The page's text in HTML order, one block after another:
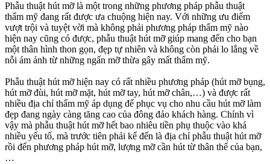
Phẫu thuật hút mỡ là một trong những phương pháp phẫu thuật
thẩm mỹ đang rất được ưa chuộng hiện nay. Với những ưu điểm
vượt trội và tuyệt vời mà không phải phương pháp thẩm mỹ nào
hiện nay cũng có được, phẫu thuật hút mỡ giúp mang đến cho bạn
một thân hình thon gọn, đẹp tự nhiên và không còn phải lo lắng về
nỗi ám ảnh từ những ngấn mỡ thừa gây mất thẩm mỹ.
Phẫu thuật hút mỡ hiện nay có rất nhiều phương pháp (hút mỡ bụng,
hút mỡ đùi, hút mỡ mặt, hút mỡ tay, hút mỡ chân,…) và được rất
nhiều địa chỉ thẩm mỹ áp dụng để phục vụ cho nhu cầu hút mỡ làm
đẹp đang ngày càng tăng cao của đông đảo khách hàng. Chính vì
vậy mà phẫu thuật hút mỡ hết bao nhiêu tiền phụ thuộc vào khá
nhiều yếu tố, mà trước tiên phải kể đến là địa chỉ phẫu thuật hút mỡ
rồi đến phương pháp hút mỡ, lượng mỡ cần hút từ thân thể của bạn,
…